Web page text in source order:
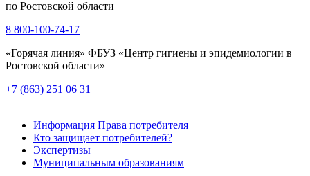
по Ростовской области
8 800-100-74-17
«Горячая линия» ФБУЗ «Центр гигиены и эпидемиологии в
Ростовской области»
+7 (863) 251 06 31
Информация Права потребителя
Кто защищает потребителей?
Экспертизы
Муниципальным образованиям